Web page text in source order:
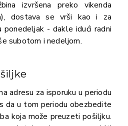
izvršena preko vikenda
dostava se vrši kao i za
ponedeljak - dakle idući radni
subotom i nedeljom.
adresu za isporuku u periodu
da u tom periodu obezbedite
koja može preuzeti pošiljku.